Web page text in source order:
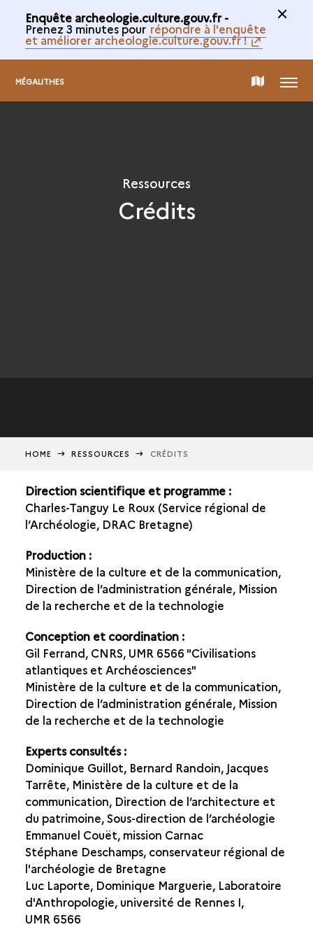
Enquête archeologie.culture.gouv.fr -
Prenez 3 minutes pour répondre à l'enquête
et améliorer archeologie.culture.gouv.fr !
MÉGALITHES CARTE MENU
Ressources
Crédits
HOME RESSOURCES CRÉDITS
Direction scientifique et programme :
Charles-Tanguy Le Roux (Service régional de
l’Archéologie, DRAC Bretagne)
Production :
Ministère de la culture et de la communication,
Direction de l’administration générale, Mission
de la recherche et de la technologie
Conception et coordination :
Gil Ferrand, CNRS, UMR 6566 "Civilisations
atlantiques et Archéosciences"
Ministère de la culture et de la communication,
Direction de l’administration générale, Mission
de la recherche et de la technologie
Experts consultés :
Dominique Guillot, Bernard Randoin, Jacques
Tarrête, Ministère de la culture et de la
communication, Direction de l’architecture et
du patrimoine, Sous-direction de l’archéologie
Emmanuel Couët, mission Carnac
Stéphane Deschamps, conservateur régional de
l'archéologie de Bretagne
Luc Laporte, Dominique Marguerie, Laboratoire
d'Anthropologie, université de Rennes I,
UMR 6566